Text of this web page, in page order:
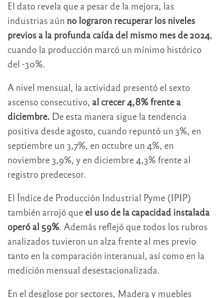
El dato revela que a pesar de la mejora, las
industrias aún no lograron recuperar los niveles
previos a la profunda caída del mismo mes de 2024,
cuando la producción marcó un mínimo histórico
del -30%.
A nivel mensual, la actividad presentó el sexto
ascenso consecutivo, al crecer 4,8% frente a
diciembre. De esta manera sigue la tendencia
positiva desde agosto, cuando repuntó un 3%, en
septiembre un 3,7%, en octubre un 4%, en
noviembre 3,9%, y en diciembre 4,3% frente al
registro predecesor.
El Índice de Producción Industrial Pyme (IPIP)
también arrojó que el uso de la capacidad instalada
operó al 59%. Además reflejó que todos los rubros
analizados tuvieron un alza frente al mes previo
tanto en la comparación interanual, así como en la
medición mensual desestacionalizada.
En el desglose por sectores, Madera y muebles